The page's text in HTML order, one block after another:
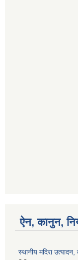
ऐन, कानुन,
स्थानीय मदिरा